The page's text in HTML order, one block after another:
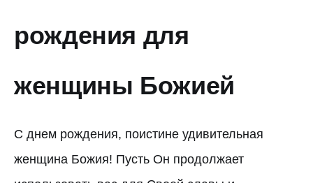
рождения для
женщины Божией
С днем рождения, поистине удивительная
женщина Божия! Пусть Он продолжает